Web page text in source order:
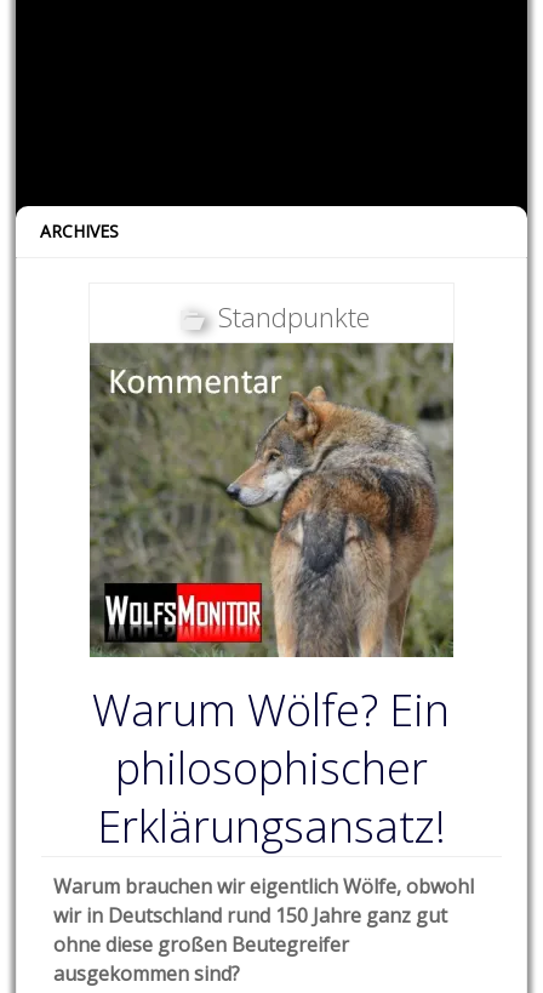
ARCHIVES
Standpunkte
Warum Wölfe? Ein
philosophischer
Erklärungsansatz!
Warum brauchen wir eigentlich Wölfe, obwohl
wir in Deutschland rund 150 Jahre ganz gut
ohne diese großen Beutegreifer
ausgekommen sind?